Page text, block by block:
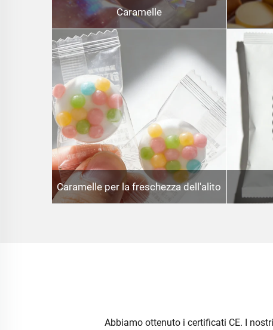
Caramelle
Caramelle per la freschezza dell'alito
Abbiamo ottenuto i certificati CE. I